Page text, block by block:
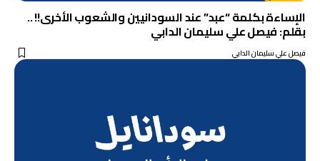
الإساءة بكلمة “عبد” عند السودانيين والشعوب الأخرى!! ..
بقلم: فيصل علي سليمان الدابي
فيصل علي سليمان الدابي